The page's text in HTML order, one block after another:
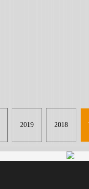
2019 2018